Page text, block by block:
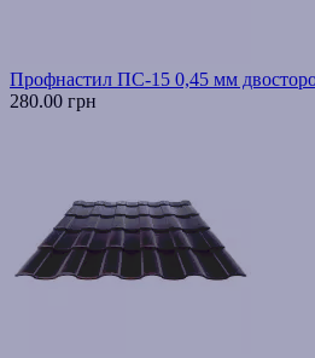
Профнастил ПС-15 0,45 мм
280.00 грн